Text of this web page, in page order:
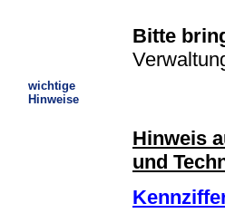
Bitte
wichtige
Hinweise
Hinweis
und